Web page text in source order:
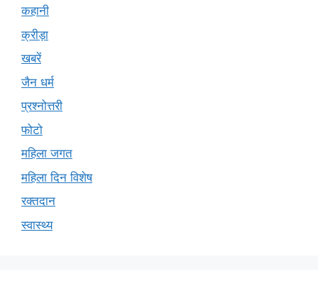
कहानी
क्रीड़ा
खबरें
जैन धर्म
प्रश्नोत्तरी
फोटो
महिला जगत
महिला दिन विशेष
रक्तदान
स्वास्थ्य